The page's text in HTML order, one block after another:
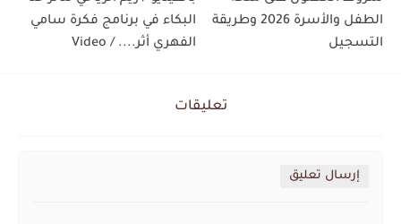
الطفل والأسرة 2026 وطريقة
التسجيل
البكاء في برنامج فكرة سامي
الفهري أثر.... / Video
تعليقات
إرسال تعليق